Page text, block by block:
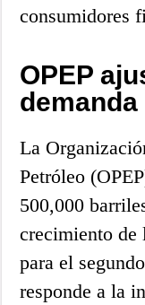
consumidores
OPEP
demanda
La
Petróleo
500,000
crecimiento de
para el
responde a la